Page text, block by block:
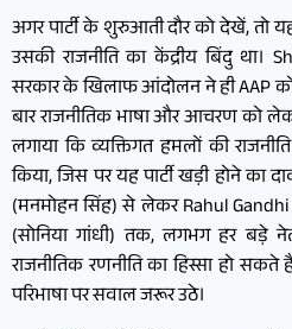
अगर पार्टी के शुरुआती दौर को देखें, तो
उसकी राजनीति का केंद्रीय बिंदु था।
सरकार के खिलाफ आंदोलन ने ही AAP
बार राजनीतिक भाषा और आचरण को
लगाया कि व्यक्तिगत हमलों की
किया, जिस पर यह पार्टी खड़ी होने का
(मनमोहन सिंह) से लेकर Rahul
(सोनिया गांधी) तक, लगभग हर बड़े
राजनीतिक रणनीति का हिस्सा हो
परिभाषा पर सवाल जरूर उठे।